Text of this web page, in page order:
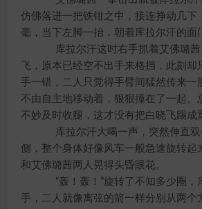
仿佛落进一把铁钳之中，接连挣动几下
毫，当下左脚一抬，朝着库拉尔汗的面
库拉尔汗这时右手抓着艾佛璐茜
飞，原本已经空不出手来格挡，此刻却
手一错，二人只觉得手臂间猛然传来一
不由自主地移动着，狠狠撞在了一起。
不妙及时收腿，这才没有把白晓飞踢成
库拉尔汗大喝一声，突然伸直双
侧，整个身体好像风车一般急速旋转起
和艾佛璐茜两人晃得头昏眼花。
“轰！轰！”旋转了不知多少圈，
手，二人就像离弦的箭一样分别从两个